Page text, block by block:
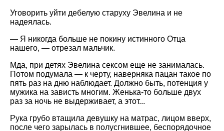
Уговорить уйти дебелую старуху Эвелина и не
надеялась.
— Я никогда больше не покину истинного Отца
нашего, — отрезал мальчик.
Мда, при детях Эвелина сексом еще не занималась.
Потом подумала — к черту, наверняка пацан такое по
пять раз на дню наблюдает. Должно быть, потенция у
мужика на зависть многим. Женька-то больше двух
раз за ночь не выдерживает, а этот...
Рука грубо втащила девушку на матрас, лицом вверх,
после чего зарылась в полусгнившее, беспорядочное